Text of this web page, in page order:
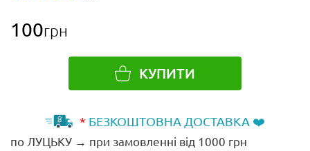
100грн
КУПИТИ
* БЕЗКОШТОВНА ДОСТАВКА ❤️
по ЛУЦЬКУ → при замовленні від 1000 грн